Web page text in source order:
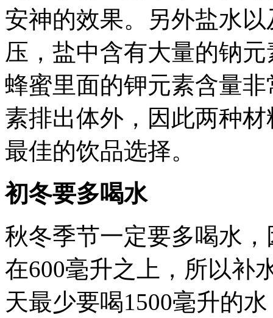
安神的效果。另外盐水
压，盐中含有大量的钠
蜂蜜里面的钾元素含量
素排出体外，因此两种
最佳的饮品选择。
初冬要多喝水
秋冬季节一定要多喝水
在600毫升之上，所以补
天最少要喝1500毫升的